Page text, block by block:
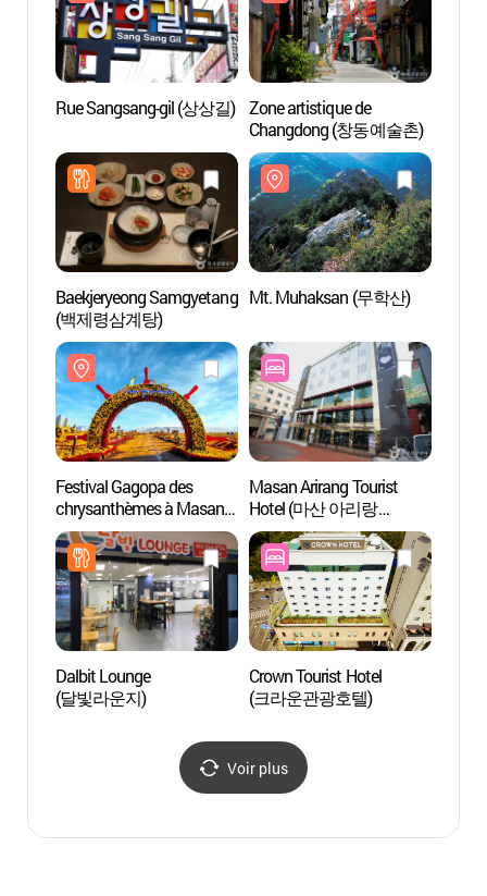
Rue Sangsang-gil (상상길) Zone artistique de
Changdong (창동예술촌)
Baekjeryeong Samgyetang
(백제령삼계탕)
Mt. Muhaksan (무학산)
Festival Gagopa des
chrysanthèmes à Masan
(마산 가고파국화축제)
Masan Arirang Tourist
Hotel (마산 아리랑
관광호텔)
Dalbit Lounge
(달빛라운지)
Crown Tourist Hotel
(크라운관광호텔)
Voir plus